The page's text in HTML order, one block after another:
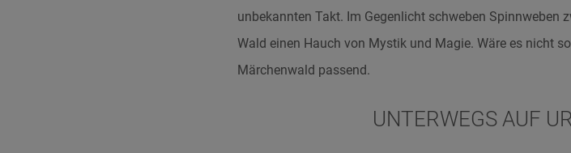
unbekannten Takt. Im Gegenlicht schweben Spinnweben
Wald einen Hauch von Mystik und Magie. Wäre es nicht
Märchenwald passend.
UNTERWEGS AUF